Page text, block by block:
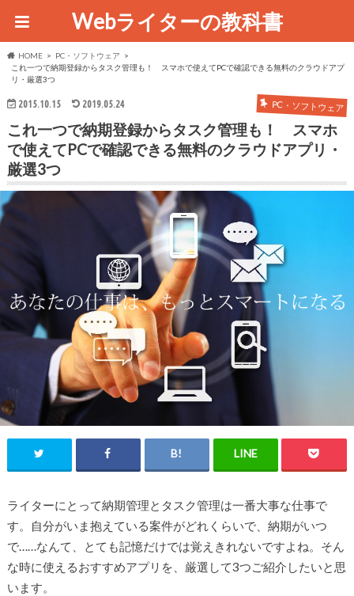
Webライターの教科書
HOME
PC・ソフトウェア
これ一つで納期登録からタスク管理も！ スマホで使えてPCで確認できる無料のクラウドアプ
リ・厳選3つ
2015.10.15 2019.05.24 PC・ソフトウェア
これ一つで納期登録からタスク管理も！ スマホ
で使えてPCで確認できる無料のクラウドアプリ・
厳選3つ
ライターにとって納期管理とタスク管理は一番大事な仕事で
す。自分がいま抱えている案件がどれくらいで、納期がいつ
で……なんて、とても記憶だけでは覚えきれないですよね。そん
な時に使えるおすすめアプリを、厳選して3つご紹介したいと思
います。